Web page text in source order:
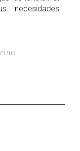
necesidades